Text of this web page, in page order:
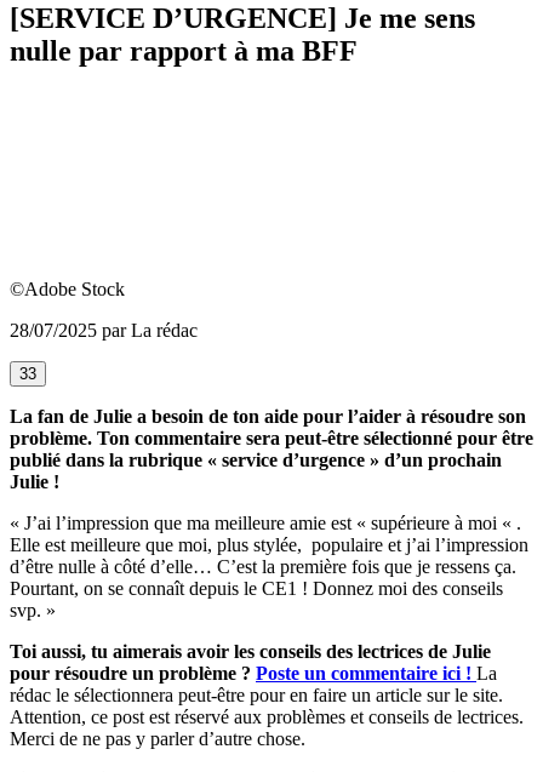
[SERVICE D’URGENCE] Je me sens
nulle par rapport à ma BFF
©Adobe Stock
28/07/2025 par La rédac
33
La fan de Julie a besoin de ton aide pour l’aider à résoudre son
problème. Ton commentaire sera peut-être sélectionné pour être
publié dans la rubrique « service d’urgence » d’un prochain
Julie !
« J’ai l’impression que ma meilleure amie est « supérieure à moi « .
Elle est meilleure que moi, plus stylée, populaire et j’ai l’impression
d’être nulle à côté d’elle… C’est la première fois que je ressens ça.
Pourtant, on se connaît depuis le CE1 ! Donnez moi des conseils
svp. »
Toi aussi, tu aimerais avoir les conseils des lectrices de Julie
pour résoudre un problème ? Poste un commentaire ici ! La
rédac le sélectionnera peut-être pour en faire un article sur le site.
Attention, ce post est réservé aux problèmes et conseils de lectrices.
Merci de ne pas y parler d’autre chose.